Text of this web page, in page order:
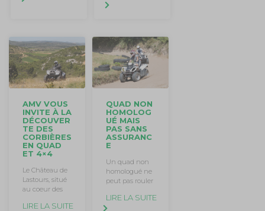
AMV VOUS
INVITE À LA
DÉCOUVER
TE DES
CORBIÈRES
EN QUAD
ET 4×4
Le Château de
Lastours, situé
au coeur des
LIRE LA SUITE
QUAD NON
HOMOLOG
UÉ MAIS
PAS SANS
ASSURANC
E
Un quad non
homologué ne
peut pas rouler
LIRE LA SUITE